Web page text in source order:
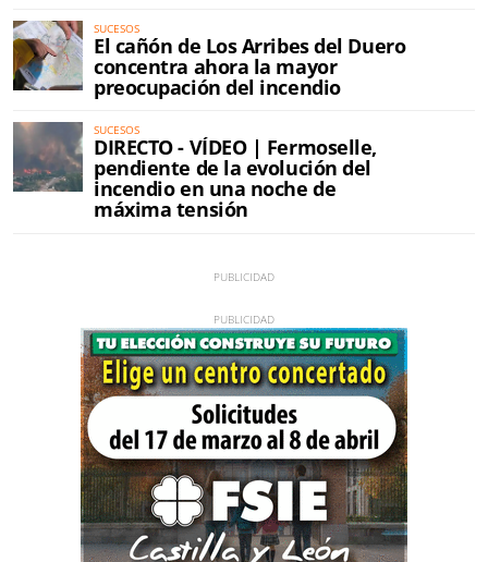
SUCESOS
El cañón de Los Arribes del Duero
concentra ahora la mayor
preocupación del incendio
SUCESOS
DIRECTO - VÍDEO | Fermoselle,
pendiente de la evolución del
incendio en una noche de
máxima tensión